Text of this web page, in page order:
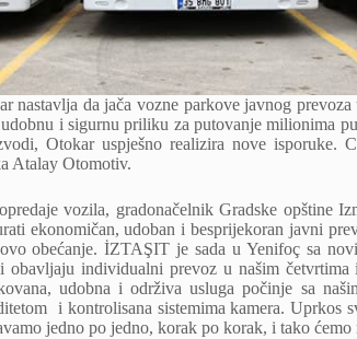
nastavlja da jača vozne parkove javnog
i sigurnu priliku za putovanje milionima
Otokar uspješno realizira nove isporuke.
Atalay Otomotiv.
vozila, gradonačelnik Gradske opštine
ekonomičan, udoban i besprijekoran javni
obećanje. İZTAŞIT je sada u Yenifoç sa
individualni prevoz u našim
udobna i održiva usluga počinje sa
i kontrolisana sistemima kamera. Uprkos
jedno po jedno, korak po korak, i tako ćemo